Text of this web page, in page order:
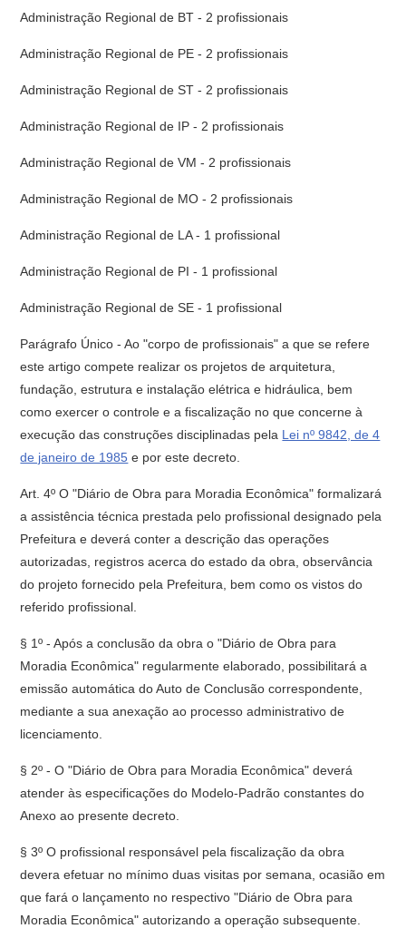
Administração Regional de BT - 2 profissionais
Administração Regional de PE - 2 profissionais
Administração Regional de ST - 2 profissionais
Administração Regional de IP - 2 profissionais
Administração Regional de VM - 2 profissionais
Administração Regional de MO - 2 profissionais
Administração Regional de LA - 1 profissional
Administração Regional de PI - 1 profissional
Administração Regional de SE - 1 profissional
Parágrafo Único - Ao "corpo de profissionais" a que se refere
este artigo compete realizar os projetos de arquitetura,
fundação, estrutura e instalação elétrica e hidráulica, bem
como exercer o controle e a fiscalização no que concerne à
execução das construções disciplinadas pela Lei nº 9842, de 4
de janeiro de 1985 e por este decreto.
Art. 4º O "Diário de Obra para Moradia Econômica" formalizará
a assistência técnica prestada pelo profissional designado pela
Prefeitura e deverá conter a descrição das operações
autorizadas, registros acerca do estado da obra, observância
do projeto fornecido pela Prefeitura, bem como os vistos do
referido profissional.
§ 1º - Após a conclusão da obra o "Diário de Obra para
Moradia Econômica" regularmente elaborado, possibilitará a
emissão automática do Auto de Conclusão correspondente,
mediante a sua anexação ao processo administrativo de
licenciamento.
§ 2º - O "Diário de Obra para Moradia Econômica" deverá
atender às especificações do Modelo-Padrão constantes do
Anexo ao presente decreto.
§ 3º O profissional responsável pela fiscalização da obra
devera efetuar no mínimo duas visitas por semana, ocasião em
que fará o lançamento no respectivo "Diário de Obra para
Moradia Econômica" autorizando a operação subsequente.